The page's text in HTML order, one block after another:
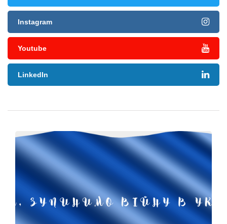
Instagram
Youtube
LinkedIn